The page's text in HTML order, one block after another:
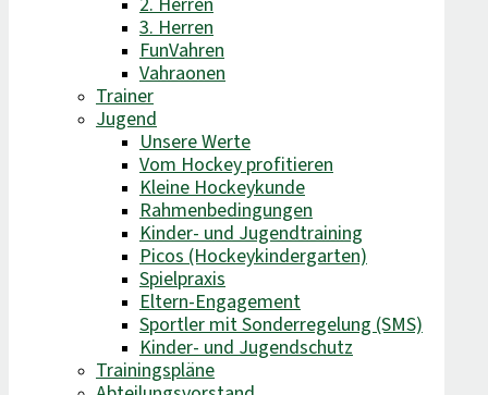
3. Herren
FunVahren​
Vahraonen
Trainer
Jugend
Unsere Werte
Vom Hockey profitieren
Kleine Hockeykunde
Rahmenbedingungen
Kinder- und Jugendtraining
Picos (Hockeykindergarten)
Spielpraxis
Eltern-Engagement
Sportler mit Sonderregelung (SMS)
Kinder- und Jugendschutz
Trainingspläne